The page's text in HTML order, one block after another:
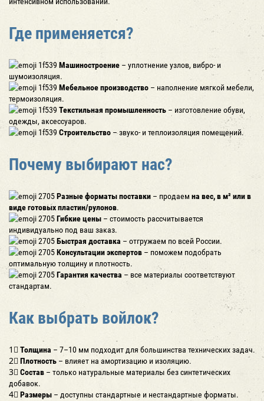
Где применяется?
Машиностроение – уплотнение узлов, вибро- и
шумоизоляция.
Мебельное производство – наполнение мягкой мебели,
термоизоляция.
Текстильная промышленность – изготовление обуви,
одежды, аксессуаров.
Строительство – звуко- и теплоизоляция помещений.
Почему выбирают нас?
Разные форматы поставки – продаем на вес, в м² или в
виде готовых пластин/рулонов.
Гибкие цены – стоимость рассчитывается
индивидуально под ваш заказ.
Быстрая доставка – отгружаем по всей России.
Консультации экспертов – поможем подобрать
оптимальную толщину и плотность.
Гарантия качества – все материалы соответствуют
стандартам.
Как выбрать войлок?
1⃣ Толщина – 7–10 мм подходит для большинства технических задач.
2⃣ Плотность – влияет на амортизацию и изоляцию.
3⃣ Состав – только натуральные материалы без синтетических
добавок.
4⃣ Размеры – доступны стандартные и нестандартные форматы.